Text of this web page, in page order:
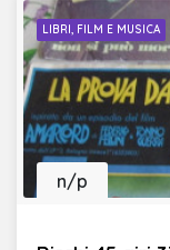
LIBRI, FILM E MUSICA
n/p